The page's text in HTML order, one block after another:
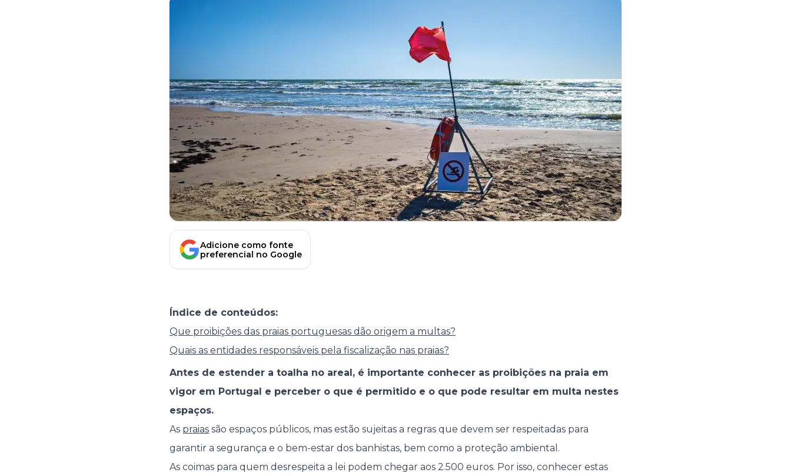
Adicione como fonte
preferencial no Google
Índice de conteúdos:
Que proibições das praias portuguesas dão origem a multas?
Quais as entidades responsáveis pela fiscalização nas praias?
Antes de estender a toalha no areal, é importante conhecer as proibições na praia em
vigor em Portugal e perceber o que é permitido e o que pode resultar em multa nestes
espaços.
As praias são espaços públicos, mas estão sujeitas a regras que devem ser respeitadas para
garantir a segurança e o bem-estar dos banhistas, bem como a proteção ambiental.
As coimas para quem desrespeita a lei podem chegar aos 2.500 euros. Por isso, conhecer estas